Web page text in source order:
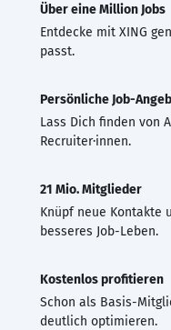
Über eine Million Jobs
Entdecke mit XING
passt.
Persönliche Job-
Lass Dich finden von
Recruiter·innen.
21 Mio. Mitglieder
Knüpf neue Kontakte
besseres Job-Leben.
Kostenlos profitieren
Schon als Basis-
deutlich optimieren.